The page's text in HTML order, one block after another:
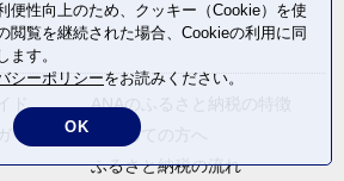
ド
イド
ANAのふるさと納税の特徴
はじめての方へ
ふるさと納税の流れ
便性向上のため、クッキー（Cookie）を使
閲覧を継続された場合、Cookieの利用に同
ます。
シーポリシーをお読みください。
OK